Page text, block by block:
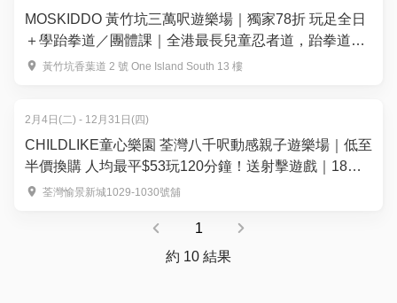
MOSKIDDO 黃竹坑三萬呎遊樂場｜獨家78折 玩足全日
＋學跆拳道／團體課｜全港最長兒童忍者道，跆拳道課
程 黃竹坑香葉道 2 號 One Island South 13 樓
2月4日(二) - 12月31日(四)
CHILDLIKE童心樂園 荃灣八千呎動感親子遊樂場｜低至
半價換購 人均最平$53玩120分鐘！送射擊遊戲｜18大
主題區玩全港獨有MR互動體驗及水上小船漂流
荃灣愉景新城1029-1030號舖
1
約 10 結果